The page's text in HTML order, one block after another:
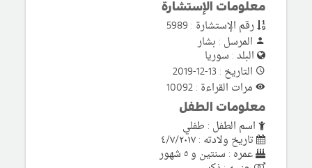
معلومات الإستشارة
رقم الإستشارة : 5989
المرسل : بشار
البلد : سوريا
التاريخ : 13-12-2019
مرات القراءة : 10092
معلومات الطفل
اسم الطفل : طفلي
تاريخ ولادته : ٤/٧/٢٠١٧
عمره : سنتين و ٥ شهور